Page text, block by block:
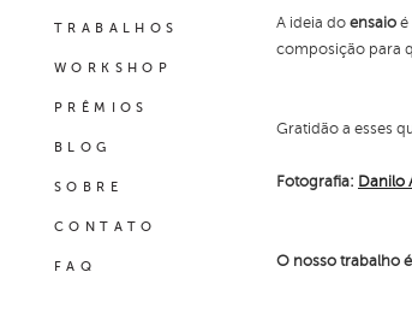
TRABALHOS
WORKSHOP
PRÊMIOS
BLOG
SOBRE
CONTATO
FAQ
A ideia do ensaio é
composição para
Gratidão a esses
Fotografia: Danilo
O nosso trabalho